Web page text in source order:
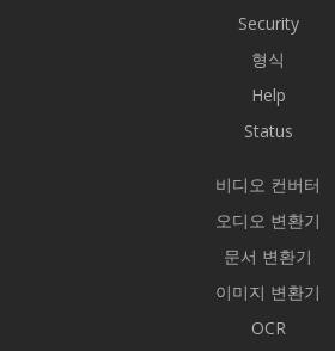
Security
형식
Help
Status
비디오 컨버터
오디오 변환기
문서 변환기
이미지 변환기
OCR